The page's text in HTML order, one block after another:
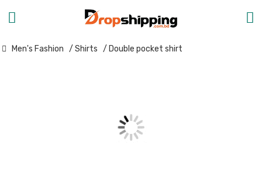
Men's Fashion / Shirts / Double pocket shirt